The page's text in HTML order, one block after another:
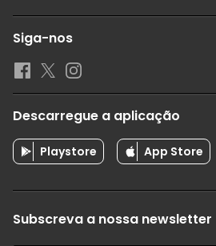
Siga-nos
Descarregue a aplicação
Playstore App Store
Subscreva a nossa newsletter